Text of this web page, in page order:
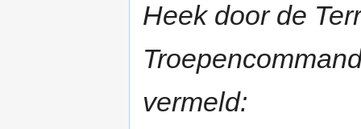
Heek door de
vermeld: